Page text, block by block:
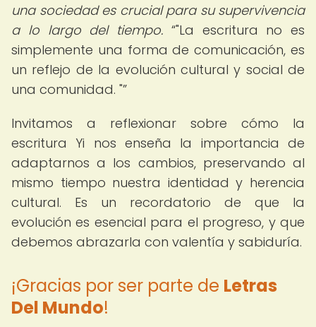
una sociedad es crucial para su supervivencia
a lo largo del tiempo.
"La escritura no es
simplemente una forma de comunicación, es
un reflejo de la evolución cultural y social de
una comunidad. "
Invitamos a reflexionar sobre cómo la
escritura Yi nos enseña la importancia de
adaptarnos a los cambios, preservando al
mismo tiempo nuestra identidad y herencia
cultural. Es un recordatorio de que la
evolución es esencial para el progreso, y que
debemos abrazarla con valentía y sabiduría.
¡Gracias por ser parte de Letras
Del Mundo!